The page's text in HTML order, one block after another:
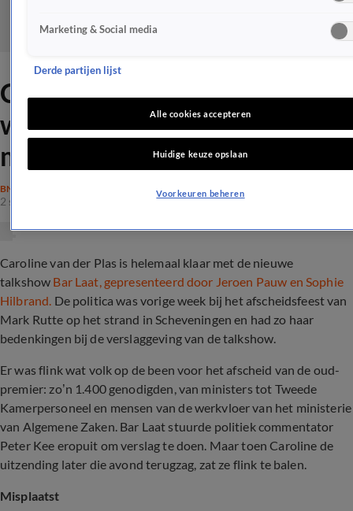
Caroline van der Plas
woedend op Bar Laat: 'Klaar
mee'
BN'ERS
2 sep 2024, 08:22
Caroline van der Plas is helemaal klaar met de nieuwe
talkshow Bar Laat, gepresenteerd door Jeroen Pauw en Sophie
Hilbrand. De politica was vorige week bij het afscheidsfeest van
Mark Rutte op het strand in Scheveningen en had zo haar
bedenkingen bij de verslaggeving van de talkshow.
Er was flink wat volk op de been voor het afscheid van de oud-
premier: zo’n 1.400 genodigden, van ministers tot Tweede
Kamerpersoneel en mensen van de werkvloer van het ministerie
van Algemene Zaken. Bar Laat stuurde politiek commentator
Peter Kee eropuit om verslag te doen. Maar toen Caroline de
uitzending later die avond terugzag, zat ze flink te balen.
Misplaatst
Marketing & Social media
Derde partijen lijst
Alle cookies accepteren
Huidige keuze opslaan
Voorkeuren beheren